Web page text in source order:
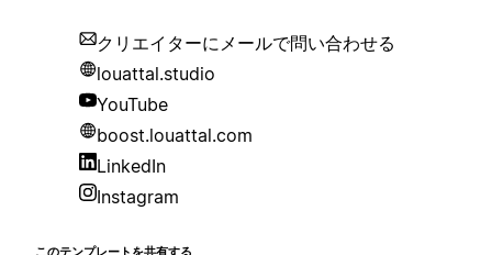
クリエイターにメールで問い合わせる
louattal.studio
YouTube
boost.louattal.com
LinkedIn
Instagram